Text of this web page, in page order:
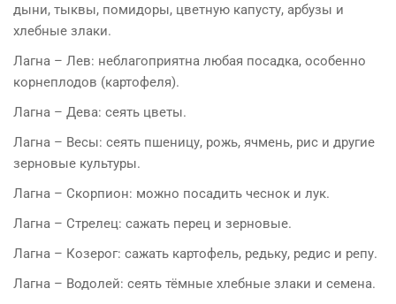
дыни, тыквы, помидоры, цветную капусту, арбузы и
хлебные злаки.
Лагна – Лев: неблагоприятна любая посадка, особенно
корнеплодов (картофеля).
Лагна – Дева: сеять цветы.
Лагна – Весы: сеять пшеницу, рожь, ячмень, рис и другие
зерновые культуры.
Лагна – Скорпион: можно посадить чеснок и лук.
Лагна – Стрелец: сажать перец и зерновые.
Лагна – Козерог: сажать картофель, редьку, редис и репу.
Лагна – Водолей: сеять тёмные хлебные злаки и семена.